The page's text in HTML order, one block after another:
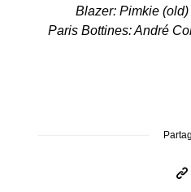
Blazer: Pimkie (old)
Paris Bottines: André